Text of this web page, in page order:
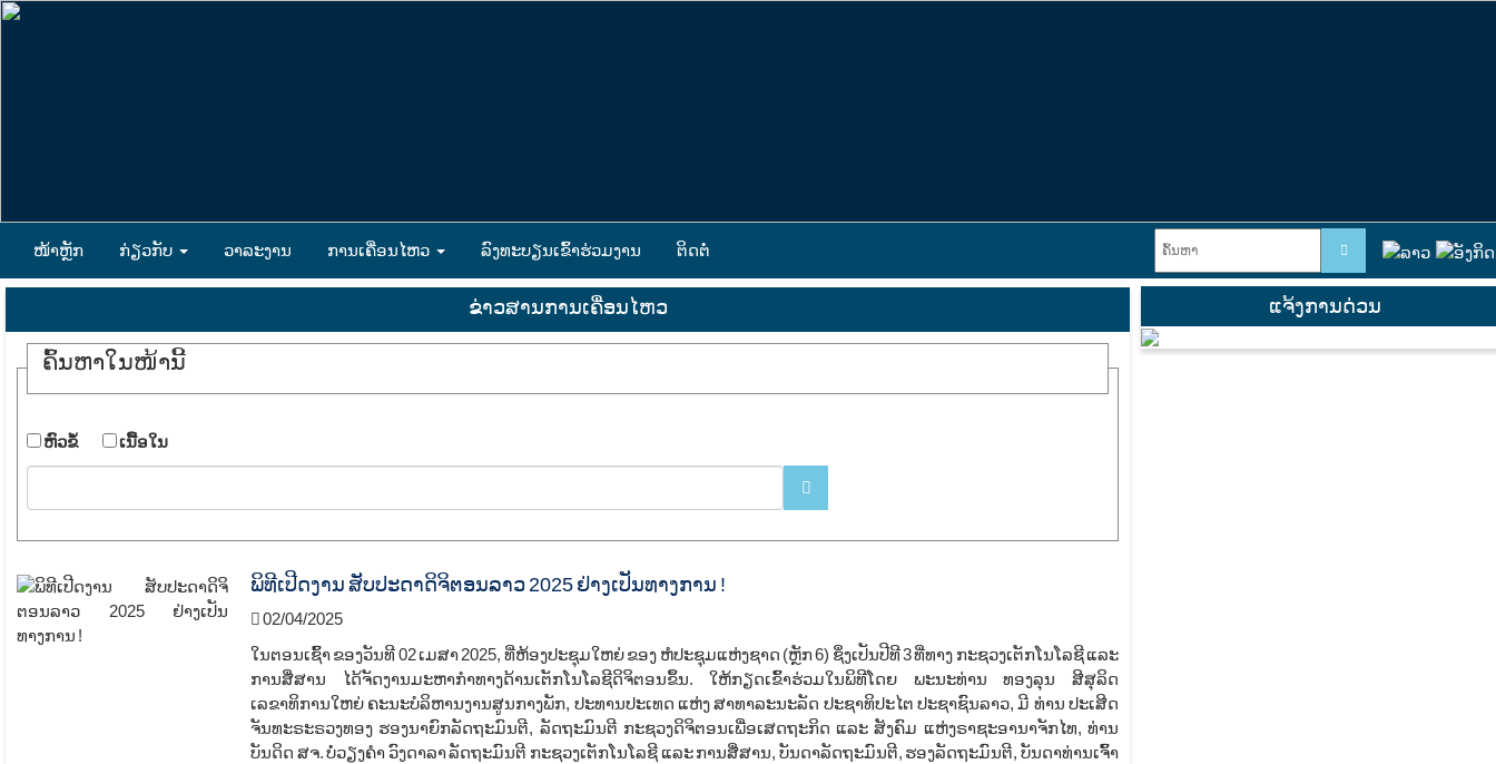
ໜ້າຫຼັກ ກ່ຽວກັບ ວາລະງານ ການເຄື່ອນໄຫວ ລົງທະບຽນເຂົ້າຮ່ວມງານ ຕິດຕໍ່
ຂ່າວສານການເຄື່ອນໄຫວ
ຄົ້ນ​ຫາ​ໃນ​ໜ້ານີ້
​ຫົວ​ຂໍ້ ​ເນື້ອ​ໃນ
ພິທີເປີດງານ ສັບປະດາດິຈິຕອນລາວ 2025 ຢ່າງເປັນທາງການ !
02/04/2025
ໃນຕອນເຊົ້າ ຂອງວັນທີ 02 ເມສາ 2025, ທີ່ຫ້ອງປະຊຸມໃຫຍ່ ຂອງ ຫໍປະຊຸມແຫ່ງຊາດ (ຫຼັກ 6) ຊຶ່ງເປັນປີທີ 3 ທີ່ທາງ ກະຊວງເຕັກໂນໂລຊີ ແລະ
ການສື່ສານ ໄດ້ຈັດງານມະຫາກໍາທາງດ້ານເຕັກໂນໂລຊີດິຈິຕອນຂຶ້ນ. ໃຫ້ກຽດເຂົ້າຮ່ວມໃນພິທີໂດຍ ພະນະທ່ານ ທອງລຸນ ສີສຸລິດ
ເລຂາທິການໃຫຍ່ ຄະນະບໍລິຫານງານສູນກາງພັກ, ປະທານປະເທດ ແຫ່ງ ສາທາລະນະລັດ ປະຊາທິປະໄຕ ປະຊາຊົນລາວ, ມີ ທ່ານ ປະເສີດ
ຈັນທະຣະຣວງທອງ ຮອງນາຍົກລັດຖະມົນຕີ, ລັດຖະມົນຕີ ກະຊວງດິຈິຕອນເພື່ອເສດຖະກິດ ແລະ ສັງຄົມ ແຫ່ງຣາຊະອານາຈັກໄທ, ທ່ານ
ບັນດິດ ສຈ. ບໍ່ວຽງຄໍາ ວົງດາລາ ລັດຖະມົນຕີ ກະຊວງເຕັກໂນໂລຊີ ແລະ ການສື່ສານ, ບັນດາລັດຖະມົນຕີ, ຮອງລັດຖະມົນຕີ, ບັນດາທ່ານເຈົ້າ
ແຈ້ງການດ່ວນ